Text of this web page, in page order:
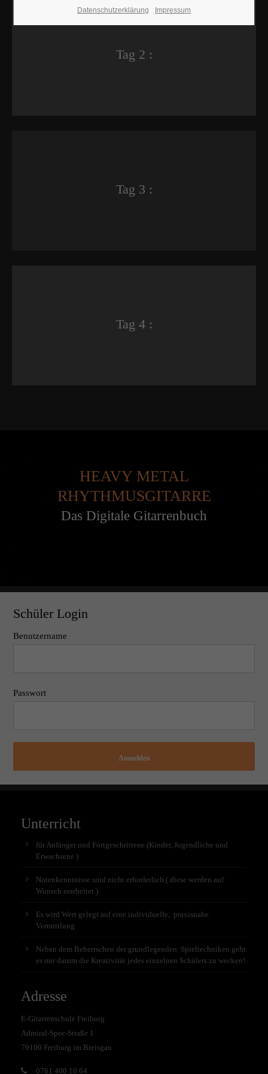
Tag 2 :
Tag 3 :
Tag 4 :
HEAVY METAL
RHYTHMUSGITARRE
Das Digitale Gitarrenbuch
Schüler Login
Benutzername
Passwort
Anmelden
Unterricht
für Anfänger und Fortgeschrittene (Kinder, Jugendliche und
Erwachsene )
Notenkenntnisse sind nicht erforderlich ( diese werden auf
Wunsch erarbeitet )
Es wird Wert gelegt auf eine individuelle, praxisnahe
Vermittlung
Neben dem Beherrschen der grundlegenden Spieltechniken geht
es mir darum die Kreativität jedes einzelnen Schülers zu wecken!
Adresse
E-Gitarrenschule Freiburg
Admiral-Spee-Straße 1
79100 Freiburg im Breisgau
0761 400 10 64
Datenschutzerklärung Impressum